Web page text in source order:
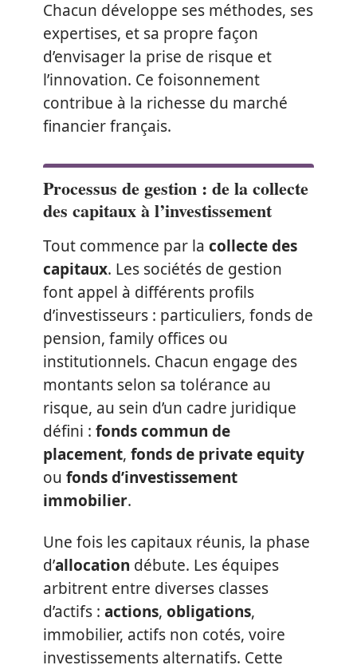
Chacun développe ses méthodes, ses
expertises, et sa propre façon
d’envisager la prise de risque et
l’innovation. Ce foisonnement
contribue à la richesse du marché
financier français.
Processus de gestion : de la collecte
des capitaux à l’investissement
Tout commence par la collecte des
capitaux. Les sociétés de gestion
font appel à différents profils
d’investisseurs : particuliers, fonds de
pension, family offices ou
institutionnels. Chacun engage des
montants selon sa tolérance au
risque, au sein d’un cadre juridique
défini : fonds commun de
placement, fonds de private equity
ou fonds d’investissement
immobilier.
Une fois les capitaux réunis, la phase
d’allocation débute. Les équipes
arbitrent entre diverses classes
d’actifs : actions, obligations,
immobilier, actifs non cotés, voire
investissements alternatifs. Cette